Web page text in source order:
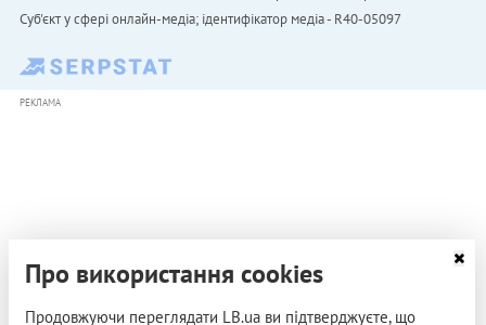
Cуб'єкт у сфері онлайн-медіа; ідентифікатор медіа - R40-05097
РЕКЛАМА
Про використання cookies
Продовжуючи переглядати LB.ua ви підтверджуєте, що